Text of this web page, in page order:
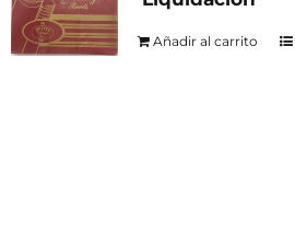
Añadir al carrito